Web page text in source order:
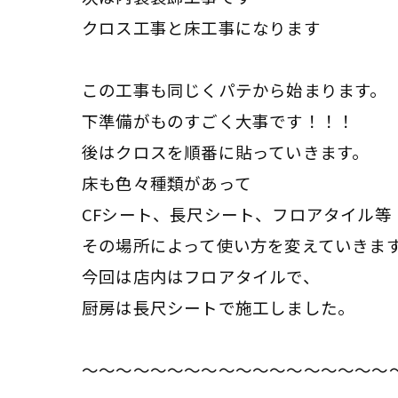
クロス工事と床工事になります
この工事も同じくパテから始まります。
下準備がものすごく大事です！！！
後はクロスを順番に貼っていきます。
床も色々種類があって
CFシート、長尺シート、フロアタイル等
その場所によって使い方を変えていきます
今回は店内はフロアタイルで、
厨房は長尺シートで施工しました。
～～～～～～～～～～～～～～～～～